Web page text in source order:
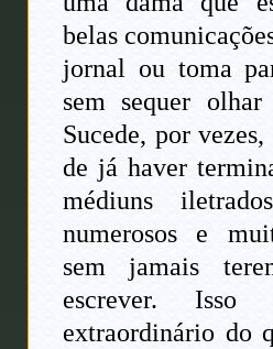
belas
jornal ou toma
sem sequer
Sucede, por
de já haver
médiuns
numerosos e
sem jamais
escrever.
extraordinário do